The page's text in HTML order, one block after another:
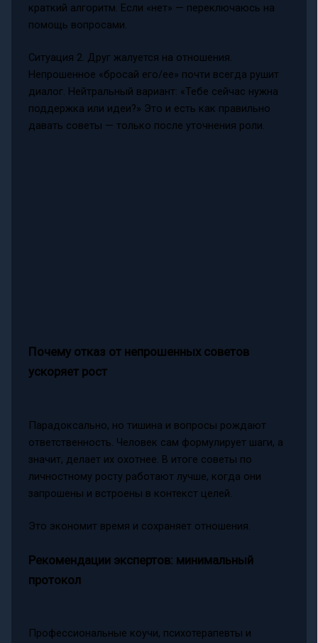
краткий алгоритм. Если «нет» — переключаюсь на
помощь вопросами.
Ситуация 2. Друг жалуется на отношения.
Непрошенное «бросай его/ее» почти всегда рушит
диалог. Нейтральный вариант: «Тебе сейчас нужна
поддержка или идеи?» Это и есть как правильно
давать советы — только после уточнения роли.
Почему отказ от непрошенных советов
ускоряет рост
Парадоксально, но тишина и вопросы рождают
ответственность. Человек сам формулирует шаги, а
значит, делает их охотнее. В итоге советы по
личностному росту работают лучше, когда они
запрошены и встроены в контекст целей.
Это экономит время и сохраняет отношения.
Рекомендации экспертов: минимальный
протокол
Профессиональные коучи, психотерапевты и